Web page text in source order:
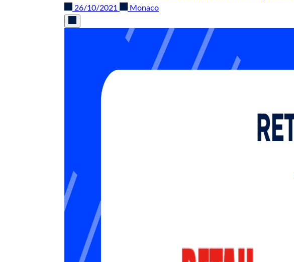
26/10/2021
Monaco